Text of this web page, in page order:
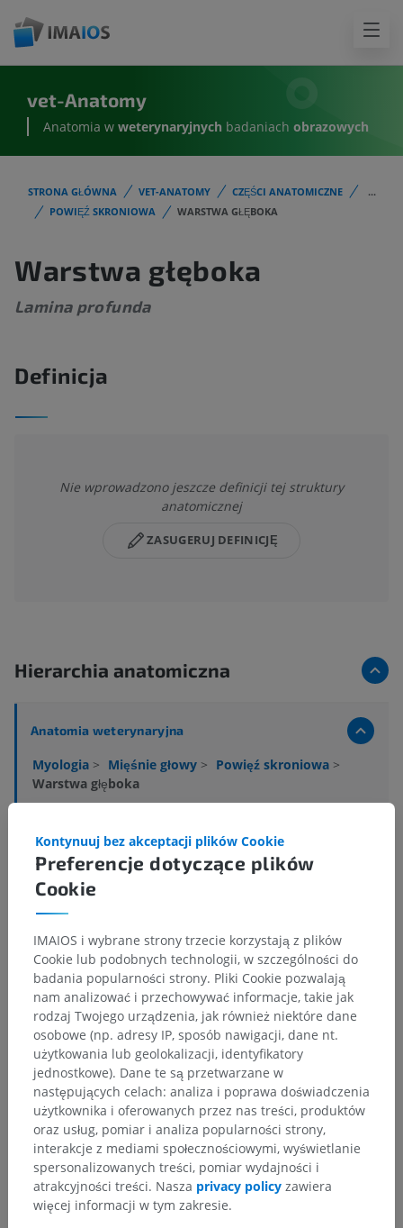
vet-Anatomy
Anatomia w weterynaryjnych badaniach obrazowych
STRONA GŁÓWNA VET-ANATOMY CZĘŚCI ANATOMICZNE
...
POWIĘŹ SKRONIOWA
WARSTWA GŁĘBOKA
Warstwa głęboka
Lamina profunda
Definicja
Nie wprowadzono jeszcze definicji tej struktury
anatomicznej
ZASUGERUJ DEFINICJĘ
Hierarchia anatomiczna
Anatomia weterynaryjna
Myologia > Mięśnie głowy > Powięź skroniowa >
Warstwa głęboka
z tą częścią ciała
Porównawcza anatomia człowieka
Tłumaczenia
Zauważyłeś błąd?
Zachęcamy do przesyłania sugestii poprawek,
tłumaczeń lub innych treści, które przełożą się na
lepszą jakość materiałów.
Zgłoś problem
Preferencje dotyczące plików
Cookie
Kontynuuj bez akceptacji plików Cookie
IMAIOS i wybrane strony trzecie korzystają z plików
Cookie lub podobnych technologii, w szczególności do
badania popularności strony. Pliki Cookie pozwalają
nam analizować i przechowywać informacje, takie jak
rodzaj Twojego urządzenia, jak również niektóre dane
osobowe (np. adresy IP, sposób nawigacji, dane nt.
użytkowania lub geolokalizacji, identyfikatory
jednostkowe). Dane te są przetwarzane w
następujących celach: analiza i poprawa doświadczenia
użytkownika i oferowanych przez nas treści, produktów
oraz usług, pomiar i analiza popularności strony,
interakcje z mediami społecznościowymi, wyświetlanie
spersonalizowanych treści, pomiar wydajności i
atrakcyjności treści. Nasza privacy policy zawiera
więcej informacji w tym zakresie.